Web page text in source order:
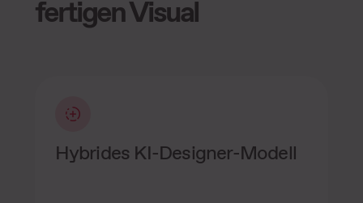
fertigen Visual
Hybrides KI-Designer-Modell